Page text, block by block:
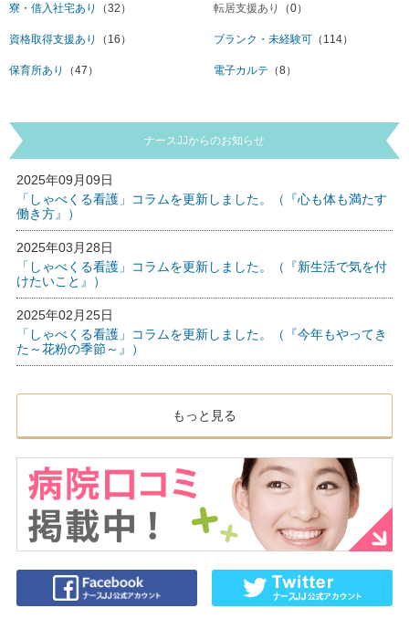
寮・借入社宅あり （32） 転居支援あり （0）
資格取得支援あり （16） ブランク・未経験可 （114）
保育所あり （47） 電子カルテ （8）
ナースJJからのお知らせ
2025年09月09日
「しゃべくる看護」コラムを更新しました。（『心も体も満たす
働き方』）
2025年03月28日
「しゃべくる看護」コラムを更新しました。（『新生活で気を付
けたいこと』）
2025年02月25日
「しゃべくる看護」コラムを更新しました。（『今年もやってき
た～花粉の季節～』）
もっと見る